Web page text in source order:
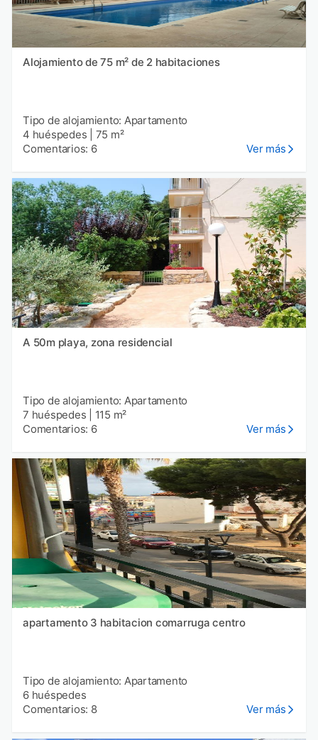
Alojamiento de 75 m² de 2 habitaciones
Tipo de alojamiento: Apartamento
4 huéspedes
75 m²
Comentarios: 6
Ver más
A 50m playa, zona residencial
Tipo de alojamiento: Apartamento
7 huéspedes
115 m²
Comentarios: 6
Ver más
apartamento 3 habitacion comarruga centro
Tipo de alojamiento: Apartamento
6 huéspedes
Comentarios: 8
Ver más